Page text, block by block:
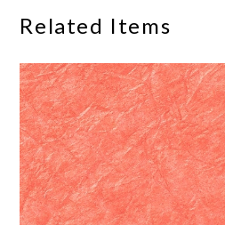
Related Items